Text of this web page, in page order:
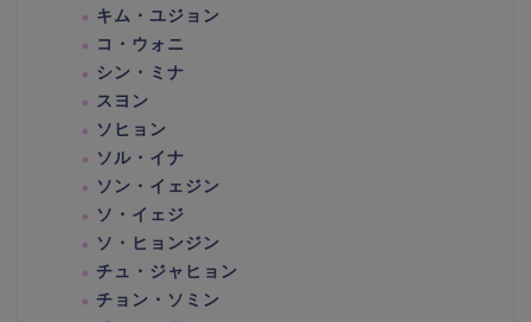
キム・ユジョン
コ・ウォニ
シン・ミナ
スヨン
ソヒョン
ソル・イナ
ソン・イェジン
ソ・イェジ
ソ・ヒョンジン
チュ・ジャヒョン
チョン・ソミン